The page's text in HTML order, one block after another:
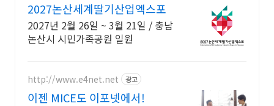
2027논산세계딸기산업엑스포
2027년 2월 26일 ~ 3월 21일 / 충남
논산시 시민가족공원 일원
http://www.e4net.net 광고
이젠 MICE도 이포넷에서!